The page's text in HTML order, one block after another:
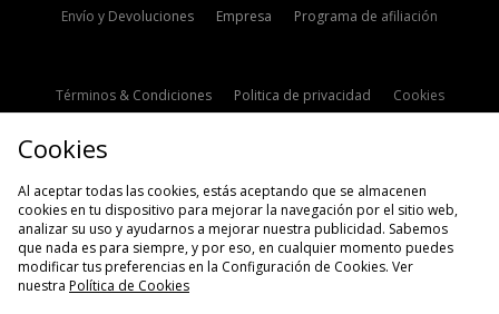
Envío y Devoluciones
Empresa Programa de afiliación
Términos & Condiciones Politica de privacidad
Cookies
Cookies
Al aceptar todas las cookies, estás aceptando que se almacenen
cookies en tu dispositivo para mejorar la navegación por el sitio web,
analizar su uso y ayudarnos a mejorar nuestra publicidad. Sabemos
que nada es para siempre, y por eso, en cualquier momento puedes
modificar tus preferencias en la Configuración de Cookies. Ver
nuestra Política de Cookies